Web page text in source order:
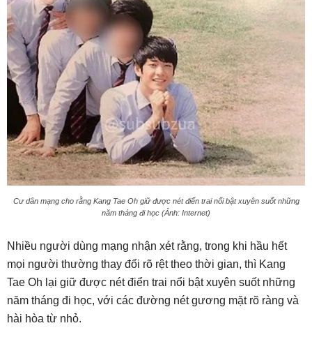
Cư dân mạng cho rằng Kang Tae Oh giữ được nét điển trai nổi bật xuyên suốt những
năm tháng đi học (Ảnh: Internet)
Nhiều người dùng mạng nhận xét rằng, trong khi hầu hết
mọi người thường thay đổi rõ rệt theo thời gian, thì Kang
Tae Oh lại giữ được nét điển trai nổi bật xuyên suốt những
năm tháng đi học, với các đường nét gương mặt rõ ràng và
hài hòa từ nhỏ.